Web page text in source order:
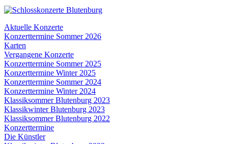
Aktuelle Konzerte
Konzerttermine Sommer 2026
Karten
Vergangene Konzerte
Konzerttermine Sommer 2025
Konzerttermine Winter 2025
Konzerttermine Sommer 2024
Konzerttermine Winter 2024
Klassiksommer Blutenburg 2023
Klassikwinter Blutenburg 2023
Klassiksommer Blutenburg 2022
Konzerttermine
Die Künstler